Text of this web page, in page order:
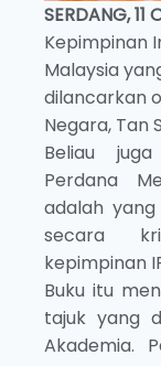
SERDANG, 11
Kepimpinan
Malaysia
dilancarkan
Negara, Tan
Beliau
Perdana
adalah
secara
kepimpinan
Buku itu
tajuk yang
Akademia.